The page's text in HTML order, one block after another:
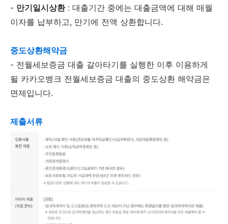
- 만기일시상환: 대출기간 중에는 대출금액에 대해 매월
이자를 납부하고, 만기에 전액 상환합니다.
중도상환해약금
- 전월세보증금 대출 갈아타기를 실행한 이후 이용하게
될 카카오뱅크 전월세보증금 대출의 중도상환 해약금은
면제입니다.
제출서류